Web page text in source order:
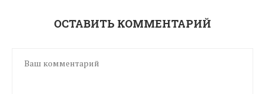
ОСТАВИТЬ КОММЕНТАРИЙ